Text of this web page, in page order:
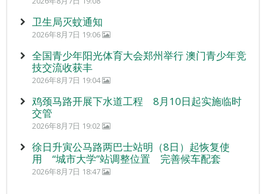
卫生局灭蚊通知
2026年8月7日 19:06
全国青少年阳光体育大会郑州举行 澳门青少年竞
技交流收获丰
2026年8月7日 19:04
鸡颈马路开展下水道工程 8月10日起实施临时
交管
2026年8月7日 19:02
徐日升寅公马路两巴士站明（8日）起恢复使
用 “城市大学”站调整位置 完善候车配套
2026年8月7日 18:47